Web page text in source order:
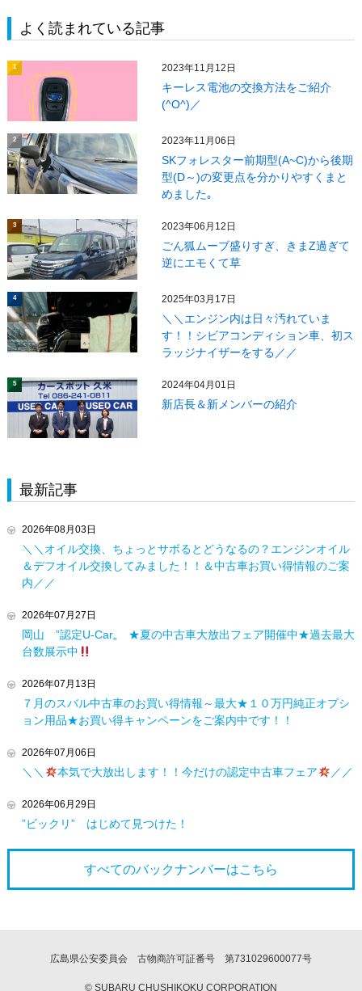
よく読まれている記事
1 2023年11月12日
キーレス電池の交換方法をご紹介
(^O^)／
2 2023年11月06日
SKフォレスター前期型(A~C)から後期
型(D～)の変更点を分かりやすくまと
めました｡
3 2023年06月12日
ごん狐ムーブ盛りすぎ、きまZ過ぎて
逆にエモくて草
4 2025年03月17日
＼＼エンジン内は日々汚れていま
す！！シビアコンディション車、初ス
ラッジナイザーをする／／
5 2024年04月01日
新店長＆新メンバーの紹介
最新記事
2026年08月03日
＼＼オイル交換、ちょっとサボるとどうなるの？エンジンオイル
＆デフオイル交換してみました！！＆中古車お買い得情報のご案
内／／
2026年07月27日
岡山 ”認定U-Car„ ★夏の中古車大放出フェア開催中★過去最大
台数展示中
2026年07月13日
７月のスバル中古車のお買い得情報～最大★１０万円純正オプシ
ョン用品★お買い得キャンペーンをご案内中です！！
2026年07月06日
＼＼ 本気で大放出します！！今だけの認定中古車フェア ／／
2026年06月29日
”ビックリ” はじめて見つけた！
すべてのバックナンバーはこちら
広島県公安委員会 古物商許可証番号 第731029600077号
© SUBARU CHUSHIKOKU CORPORATION